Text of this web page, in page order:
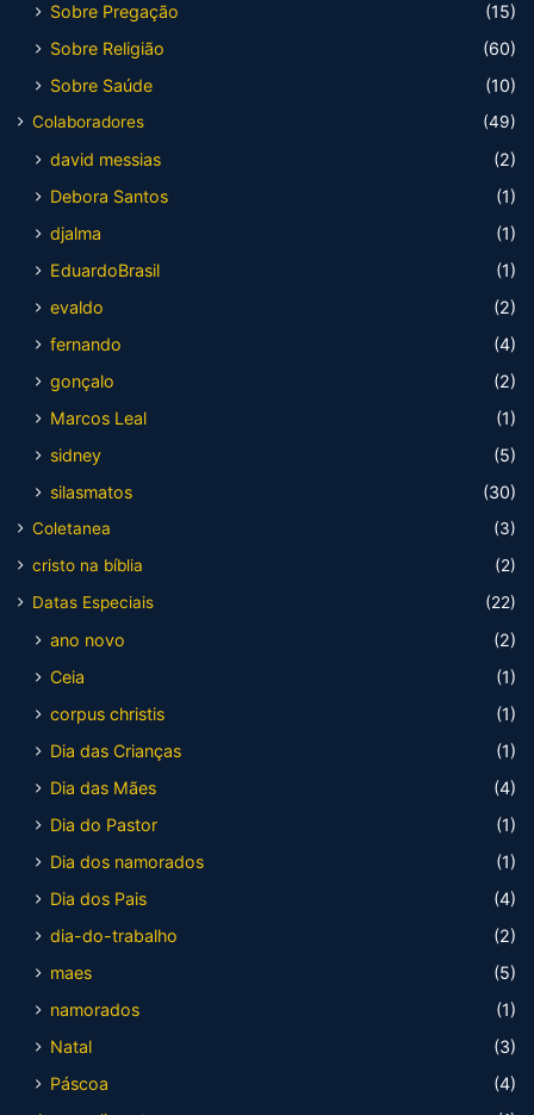
Sobre Pregação
(15)
Sobre Religião
(60)
Sobre Saúde
(10)
Colaboradores (49)
david messias
(2)
Debora Santos
(1)
djalma
(1)
EduardoBrasil
(1)
evaldo
(2)
fernando
(4)
gonçalo
(2)
Marcos Leal
(1)
sidney
(5)
silasmatos
(30)
Coletanea
(3)
cristo na bíblia
(2)
Datas Especiais
(22)
ano novo
(2)
Ceia
(1)
corpus christis
(1)
Dia das Crianças
(1)
Dia das Mães
(4)
Dia do Pastor
(1)
Dia dos namorados
(1)
Dia dos Pais
(4)
dia-do-trabalho
(2)
maes
(5)
namorados
(1)
Natal
(3)
Páscoa
(4)